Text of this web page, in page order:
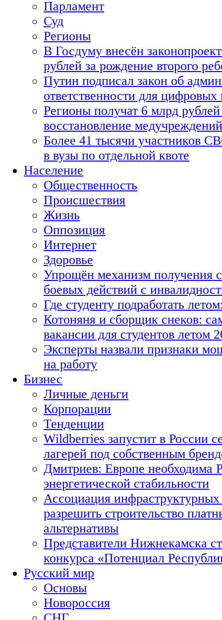
Парламент
Суд
Регионы
В Госдуму внесён
рублей за рождение второго
Путин подписал закон об
ответственности для
Регионы получат 6 млрд рублей
восстановление медучреждений
Более 41 тысячи участников
в вузы по отдельной квоте
Население
Общественность
Происшествия
Жизнь
Оппозиция
Интернет
Здоровье
Упрощён механизм получения
боевых действий с
Где студенту подработать
Котоняня и сборщик снеков:
вакансии для студентов летом
Эксперты назвали признаки
на работу
Бизнес
Личные деньги
Корпорации
Тенденции
Wildberries запустит в России
лагерей под собственным
Дмитриев: Европе необходима
энергетической стабильности
Ассоциация
разрешить строительство
альтернативы
Представители Нижнекамска
конкурса «Потенциал
Русский мир
Основы
Новороссия